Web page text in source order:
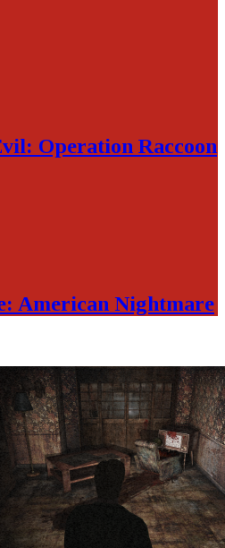
Operation Raccoon
American Nightmare